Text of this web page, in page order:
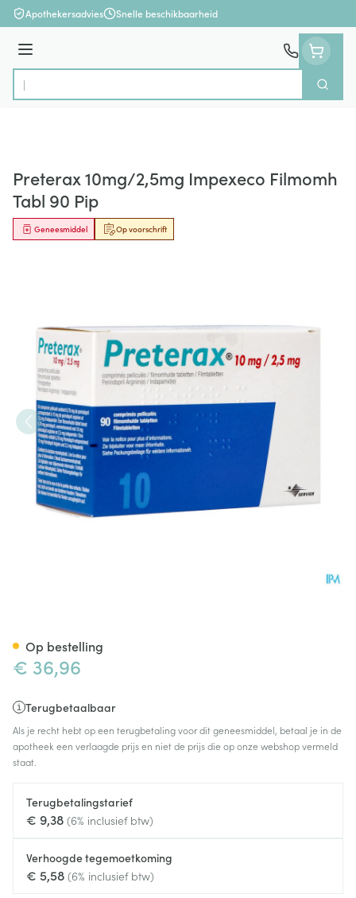
Ga naar de inhoud
Apothekersadvies Snelle beschikbaarheid
Menu
Product, merk, categorie...
Zoek
Preterax 10mg/2,5mg Impexeco Filmomh
Tabl 90 Pip
Op voorschrift
Geneesmiddel
€ 36,96
Terugbetaalbaar
Als je recht hebt op een terugbetaling voor dit geneesmiddel, betaal je in de
apotheek een verlaagde prijs en niet de prijs die op onze webshop vermeld
staat.
Terugbetalingstarief
€ 9,38 (6% inclusief btw)
Verhoogde tegemoetkoming
€ 5,58 (6% inclusief btw)
Op bestelling